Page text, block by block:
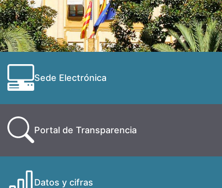
Sede Electrónica
Portal de Transparencia
Datos y cifras